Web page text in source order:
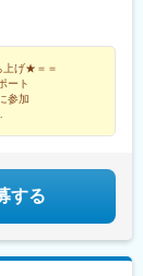
上げ★＝＝
ート
参加
する